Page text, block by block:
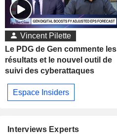
Vincent Pilette
Le PDG de Gen commente les
résultats et le nouvel outil de
suivi des cyberattaques
Espace Insiders
Interviews Experts